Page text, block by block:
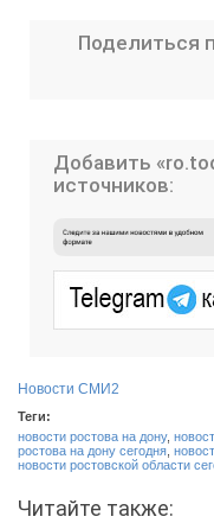
Поделиться
Добавить
источников:
Новости СМИ2
Теги:
новости ростова на дону,
ростова на дону сегодня
новости ростовской области
Читайте также: